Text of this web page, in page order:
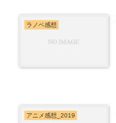
ラノベ感想
アニメ感想_2019